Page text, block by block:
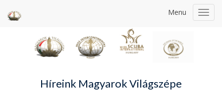
Menu
Híreink Magyarok Világszépe